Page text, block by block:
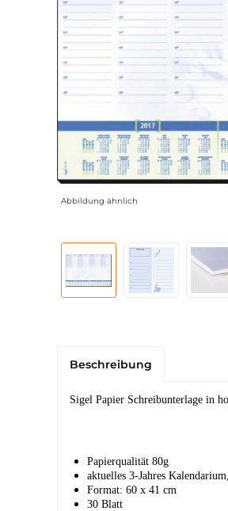
Abbildung ähnlich
Beschreibung
Sigel Papier Schreibunterlage in
Papierqualität 80g
aktuelles 3-Jahres
Format: 60 x 41 cm
30 Blatt